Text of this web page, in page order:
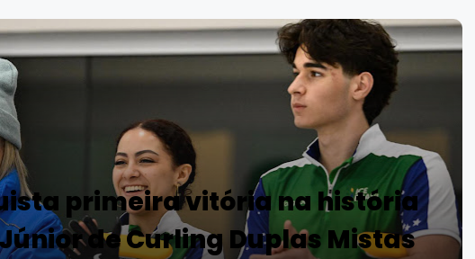
primeira vitória na história
de Curling Duplas Mistas